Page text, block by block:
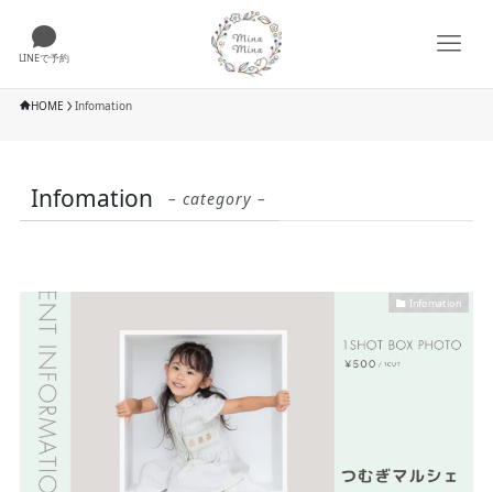
LINEで予約
HOME Infomation
Infomation – category –
Infomation